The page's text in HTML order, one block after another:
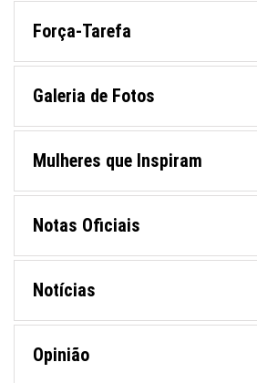
Força-Tarefa
Galeria de Fotos
Mulheres que Inspiram
Notas Oficiais
Notícias
Opinião